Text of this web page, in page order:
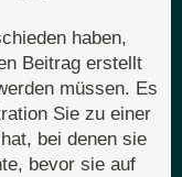
haben,
Beitrag erstellt
müssen. Es
Sie zu einer
bei denen sie
bevor sie auf